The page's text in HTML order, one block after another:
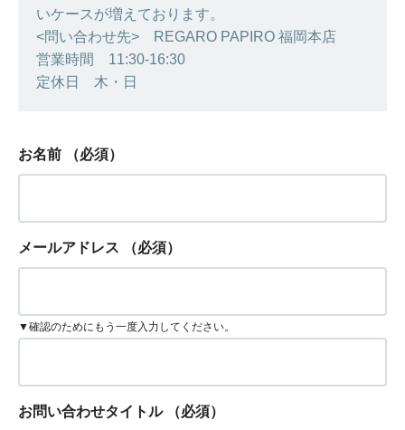
いケースが増えております。
<問い合わせ先> REGARO PAPIRO 福岡本店
営業時間 11:30-16:30
定休日 木・日
お名前 （必須）
メールアドレス （必須）
▼確認のためにもう一度入力してください。
お問い合わせタイトル （必須）